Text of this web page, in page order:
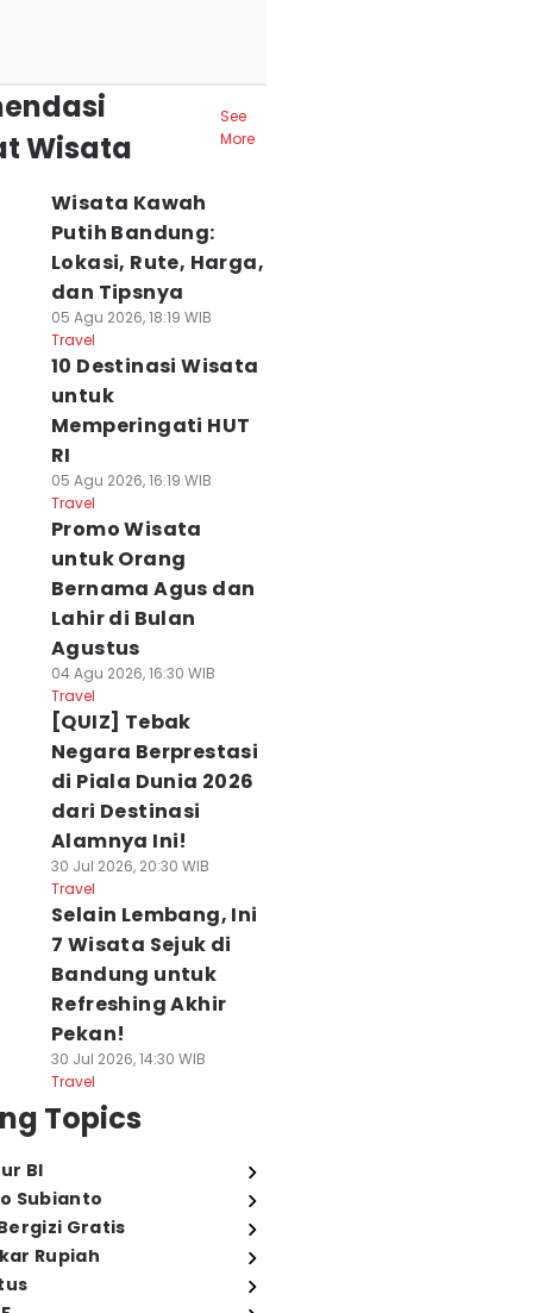
Wisata
See
More
Wisata Kawah
Putih Bandung:
Lokasi, Rute, Harga,
dan Tipsnya
05 Agu 2026, 18:19 WIB
Travel
10 Destinasi Wisata
untuk
Memperingati HUT
RI
05 Agu 2026, 16:19 WIB
Travel
Promo Wisata
untuk Orang
Bernama Agus dan
Lahir di Bulan
Agustus
04 Agu 2026, 16:30 WIB
Travel
[QUIZ] Tebak
Negara Berprestasi
di Piala Dunia 2026
dari Destinasi
Alamnya Ini!
30 Jul 2026, 20:30 WIB
Travel
Selain Lembang, Ini
7 Wisata Sejuk di
Bandung untuk
Refreshing Akhir
Pekan!
30 Jul 2026, 14:30 WIB
Travel
Topics
BI
Subianto
Gratis
Rupiah